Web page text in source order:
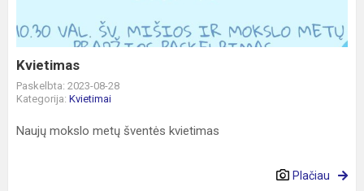
Kvietimas
Paskelbta: 2023-08-28
Kategorija: Kvietimai
Naujų mokslo metų šventės kvietimas
Plačiau